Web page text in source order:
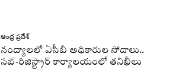
ఆంధ్ర ప్రదేశ్
నంద్యాలలో ఏసీబీ అధికారుల సోదాలు..
సబ్-రిజిస్ట్రార్ కార్యాలయంలో తనిఖీలు